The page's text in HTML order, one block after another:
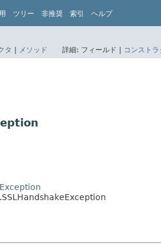
ツリー 非推奨 索引 ヘルプ
タ | メソッド 詳細: フィールド | コンストラ